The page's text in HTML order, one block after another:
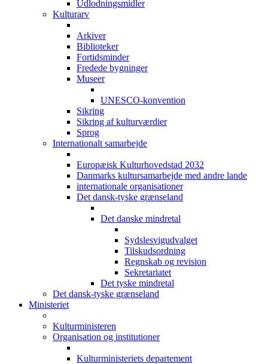
Udlodningsmidler
Kulturarv
Arkiver
Biblioteker
Fortidsminder
Fredede bygninger
Museer
UNESCO-konvention
Sikring
Sikring af kulturværdier
Sprog
Internationalt samarbejde
Europæisk Kulturhovedstad 2032
Danmarks kultursamarbejde med andre lande
internationale organisationer
Det dansk-tyske grænseland
Det danske mindretal
Sydslesvigudvalget
Tilskudsordning
Regnskab og revision
Sekretariatet
Det tyske mindretal
Det dansk-tyske grænseland
Ministeriet
Kulturministeren
Organisation og institutioner
Kulturministeriets departement